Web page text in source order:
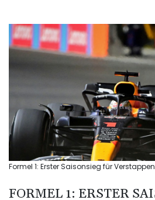
Formel 1: Erster Saisonsieg für Verstappen
FORMEL 1: ERSTER